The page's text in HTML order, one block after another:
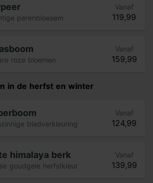
perenbloesem
Vanaf
119,99
roze bloemen
Vanaf
159,99
in de herfst en winter
bladverkleuring
Vanaf
124,99
himalaya berk
goudgele herfstkleur
Vanaf
139,99